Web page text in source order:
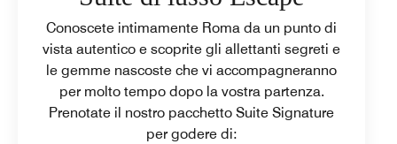
Conoscete intimamente Roma da un punto di
vista autentico e scoprite gli allettanti segreti e
le gemme nascoste che vi accompagneranno
per molto tempo dopo la vostra partenza.
Prenotate il nostro pacchetto Suite Signature
per godere di: